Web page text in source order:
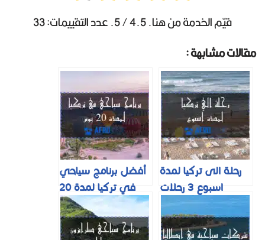
قيّم الخدمة من هنا.4.5/ 5. عدد التقييمات:
33
مقالات مشابهة :
رحلة الى تركيا لمدة
اسبوع 3 رحلات
متنوعة لعام 2025
أفضل برنامج سياحي
في تركيا لمدة 20
يوم للعوائل
والعرسان